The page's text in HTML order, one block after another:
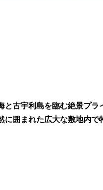
と古宇利島を臨む絶景プラ
に囲まれた広大な敷地内